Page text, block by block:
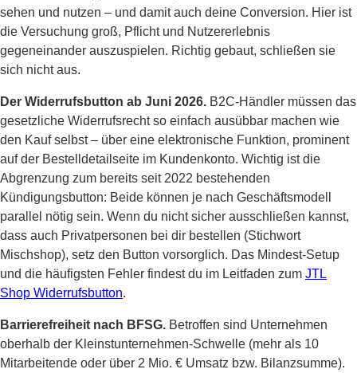
sehen und nutzen – und damit auch deine Conversion. Hier ist
die Versuchung groß, Pflicht und Nutzererlebnis
gegeneinander auszuspielen. Richtig gebaut, schließen sie
sich nicht aus.
Der Widerrufsbutton ab Juni 2026. B2C-Händler müssen das
gesetzliche Widerrufsrecht so einfach ausübbar machen wie
den Kauf selbst – über eine elektronische Funktion, prominent
auf der Bestelldetailseite im Kundenkonto. Wichtig ist die
Abgrenzung zum bereits seit 2022 bestehenden
Kündigungsbutton: Beide können je nach Geschäftsmodell
parallel nötig sein. Wenn du nicht sicher ausschließen kannst,
dass auch Privatpersonen bei dir bestellen (Stichwort
Mischshop), setz den Button vorsorglich. Das Mindest-Setup
und die häufigsten Fehler findest du im Leitfaden zum JTL
Shop Widerrufsbutton.
Barrierefreiheit nach BFSG. Betroffen sind Unternehmen
oberhalb der Kleinstunternehmen-Schwelle (mehr als 10
Mitarbeitende oder über 2 Mio. € Umsatz bzw. Bilanzsumme).